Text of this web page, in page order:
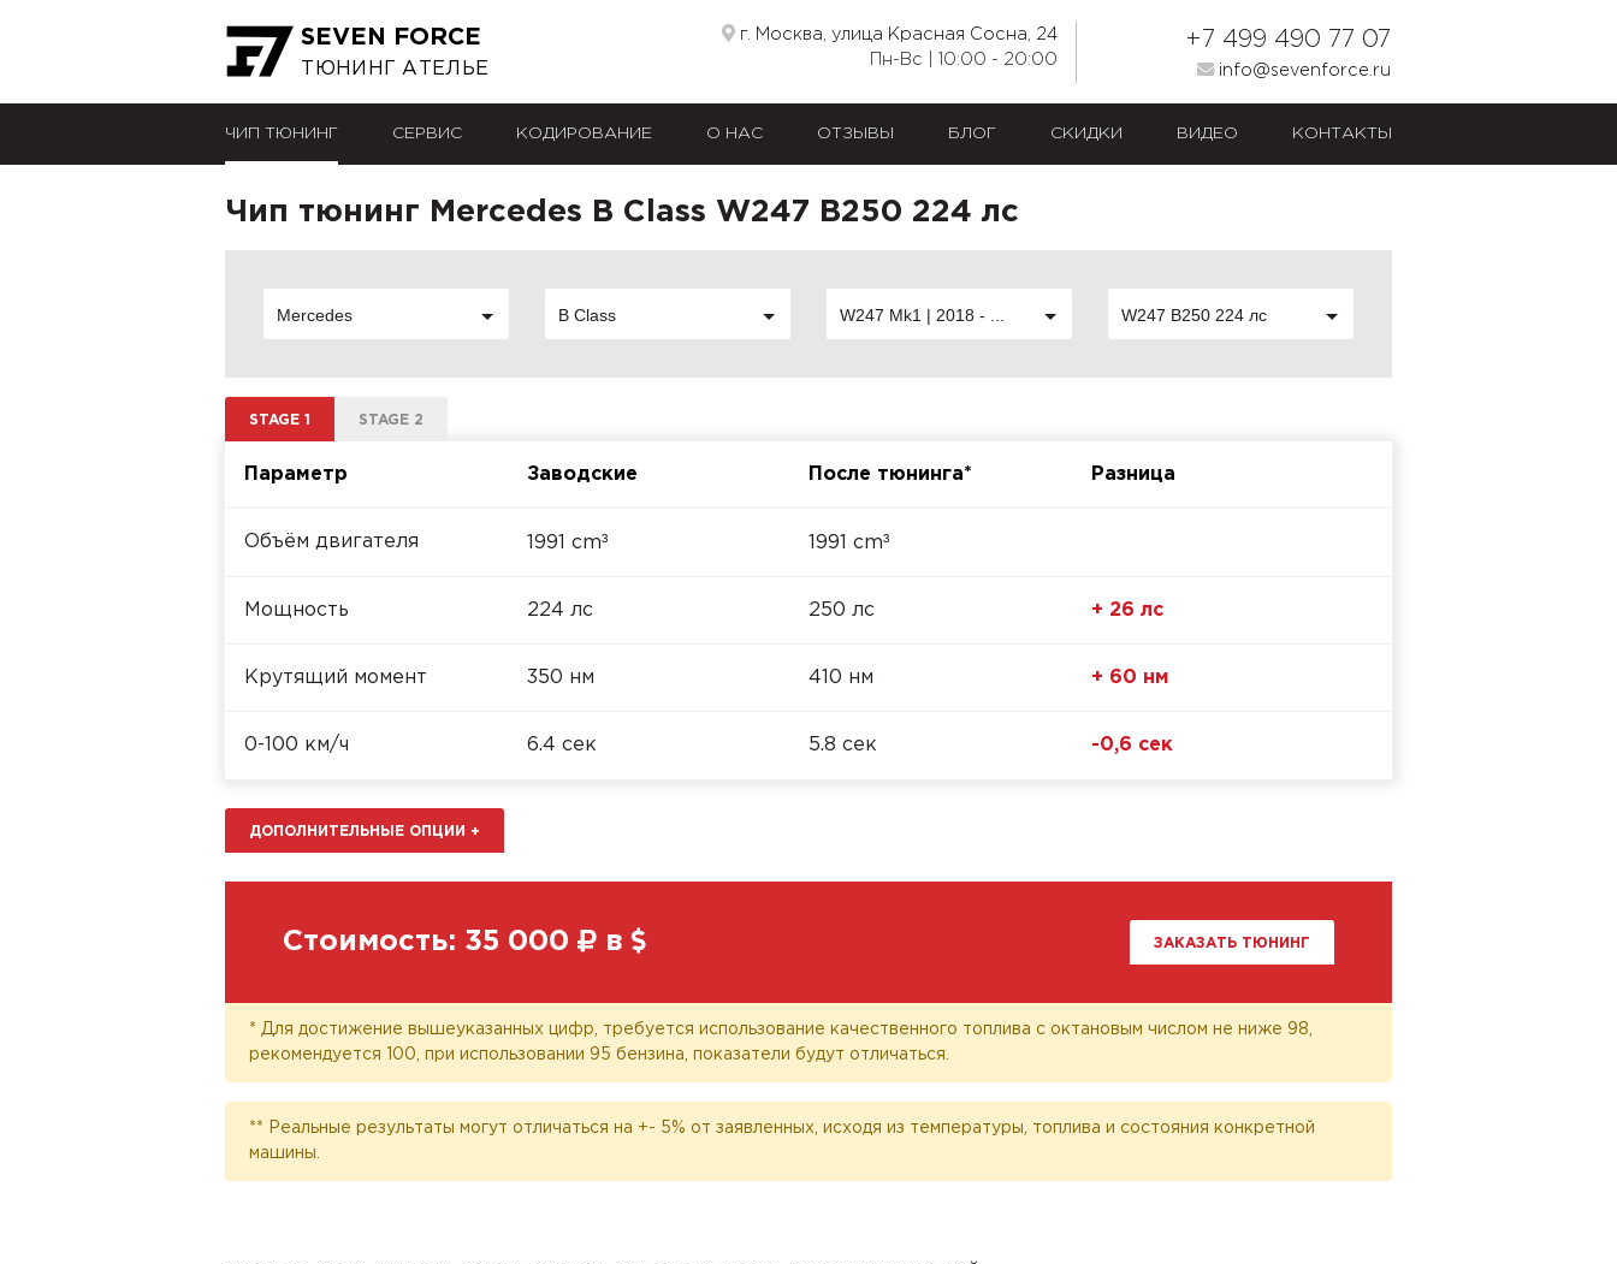
SEVEN FORCE
ТЮНИНГ АТЕЛЬЕ
г. Москва, улица Красная Сосна, 24
Пн-Вс | 10:00 - 20:00
+7 499 490 77 07
info@sevenforce.ru
ЧИП ТЮНИНГ СЕРВИС КОДИРОВАНИЕ О НАС ОТЗЫВЫ БЛОГ СКИДКИ ВИДЕО КОНТАКТЫ
Чип тюнинг Mercedes B Class W247 B250 224 лс
Mercedes B Class W247 Mk1 | 2018 - ... W247 B250 224 лс
STAGE 1 STAGE 2
Параметр Заводские После тюнинга* Разница
Объём двигателя 1991 cm³ 1991 cm³
Мощность 224 лс 250 лс + 26 лс
Крутящий момент 350 нм 410 нм + 60 нм
0-100 км/ч 6.4 сек 5.8 сек -0,6 сек
ДОПОЛНИТЕЛЬНЫЕ ОПЦИИ +
Стоимость: 35 000 в ЗАКАЗАТЬ ТЮНИНГ
* Для достижение вышеуказанных цифр, требуется использование качественного топлива с октановым числом не ниже 98,
рекомендуется 100, при использовании 95 бензина, показатели будут отличаться.
** Реальные результаты могут отличаться на +- 5% от заявленных, исходя из температуры, топлива и состояния конкретной
машины.